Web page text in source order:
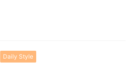
Daily Style